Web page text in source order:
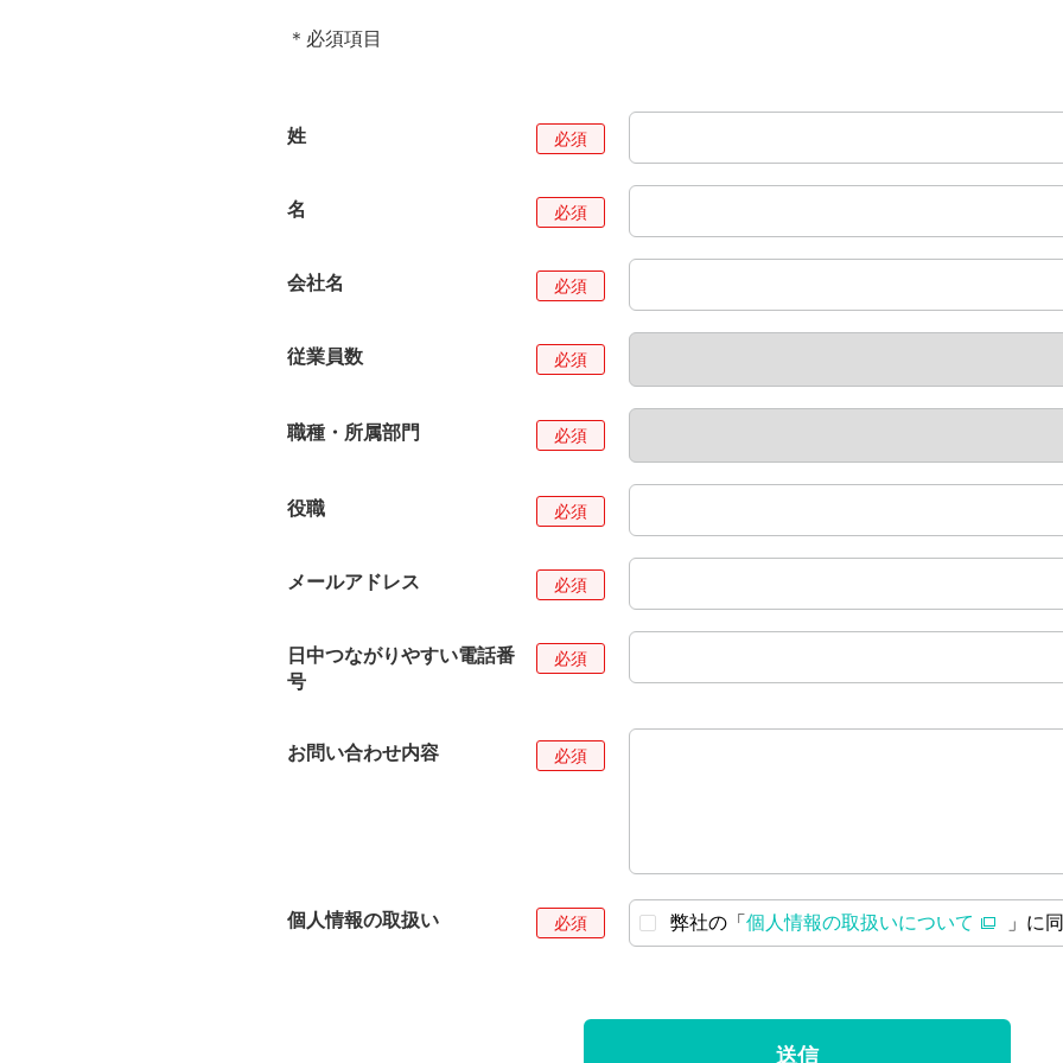
＊必須項目
姓
名
会社名
従業員数
職種・所属部門
役職
メールアドレス
日中つながりやすい電話番
号
お問い合わせ内容
個人情報の取扱い 弊社の「個人情報の取扱いについて 」に